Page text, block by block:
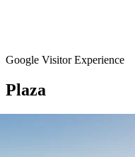
Google Visitor Experience
Plaza